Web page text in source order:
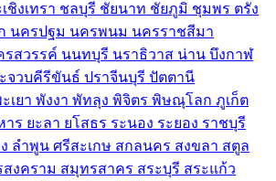
ชิงเทรา ชลบุรี ชัยนาท ชัยภูมิ ชุมพร ตรัง
นครปฐม นครพนม นครราชสีมา
รสวรรค์ นนทบุรี นราธิวาส น่าน บึงกาฬ
จวบคีรีขันธ์ ปราจีนบุรี ปัตตานี
เยา พังงา พัทลุง พิจิตร พิษณุโลก ภูเก็ต
าร ยะลา ยโสธร ระนอง ระยอง ราชบุรี
ลำพูน ศรีสะเกษ สกลนคร สงขลา สตูล
งคราม สมุทรสาคร สระบุรี สระแก้ว